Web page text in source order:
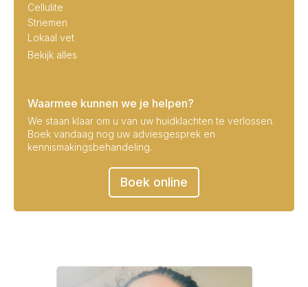
Cellulite
Striemen
Lokaal vet
Bekijk alles
Waarmee kunnen we je helpen?
We staan klaar om u van uw huidklachten te verlossen.
Boek vandaag nog uw adviesgesprek en
kennismakingsbehandeling.
Boek online